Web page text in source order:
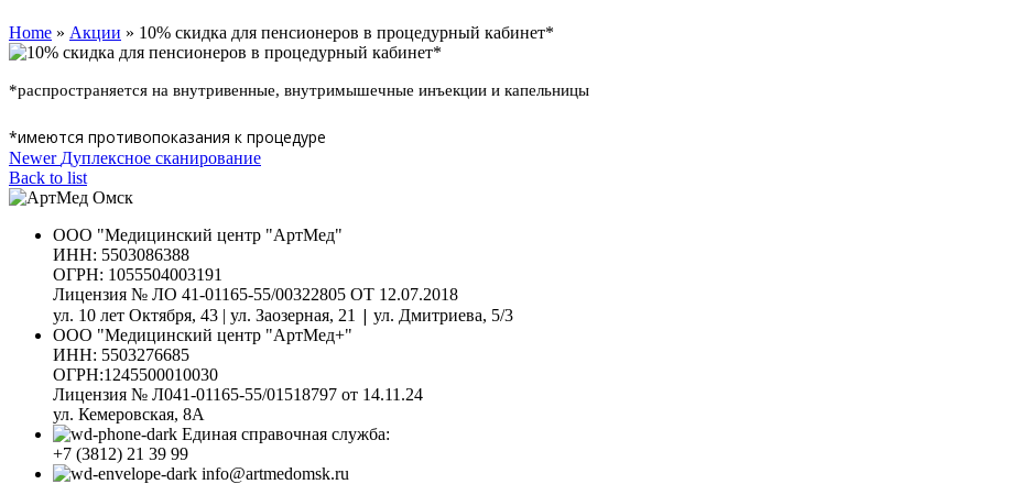
Home » Акции » 10% скидка для пенсионеров в процедурный кабинет*
*распространяется на внутривенные, внутримышечные инъекции и капельницы
*имеются противопоказания к процедуре
Newer Дуплексное сканирование
Back to list
ООО "Медицинский центр "АртМед"
ИНН: 5503086388
ОГРН: 1055504003191
Лицензия № ЛО 41-01165-55/00322805 ОТ 12.07.2018
ул. 10 лет Октября, 43 | ул. Заозерная, 21 | ул. Дмитриева, 5/3
ООО "Медицинский центр "АртМед+"
ИНН: 5503276685
ОГРН:1245500010030
Лицензия № Л041-01165-55/01518797 от 14.11.24
ул. Кемеровская, 8А
Единая справочная служба:
+7 (3812) 21 39 99
info@artmedomsk.ru